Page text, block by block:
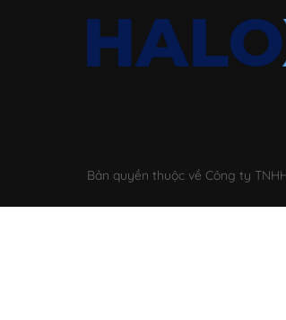
Bản quyền thuộc về Công ty